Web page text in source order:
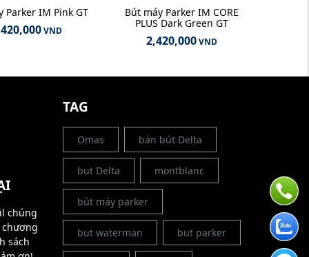
Parker IM Pink GT
VND
Bút máy Parker IM CORE
PLUS Dark Green GT
2,420,000VND
chúng
sách
TAG
Omas bán bút Delta
but Delta montblanc
bút máy parker
but waterman but parker